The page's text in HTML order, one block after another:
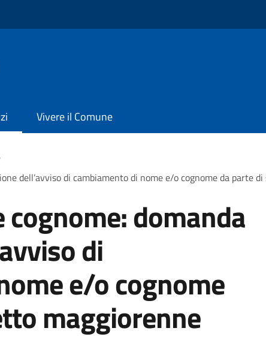
Vivere il Comune
dell’avviso di cambiamento di nome e/o cognome da parte
cognome: domanda
di
e/o cognome
maggiorenne